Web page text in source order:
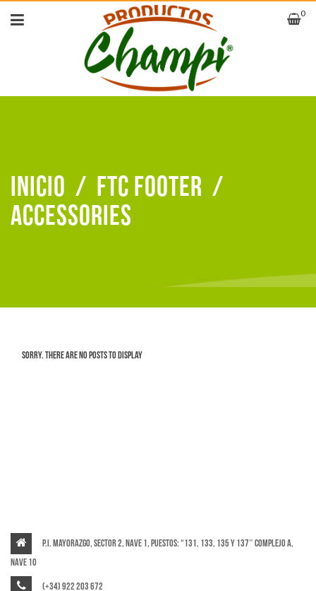
0
Inicio / FTC Footer /
Accessories
Sorry. There are no posts to display
P.I. Mayorazgo, Sector 2, Nave 1, puestos: “131, 133, 135 y 137″ Complejo A,
Nave 10
(+34) 922 203 672